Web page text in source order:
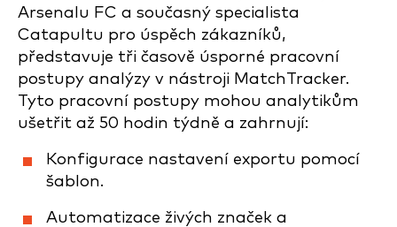
Arsenalu FC a současný specialista
Catapultu pro úspěch zákazníků,
představuje tři časově úsporné pracovní
postupy analýzy v nástroji MatchTracker.
Tyto pracovní postupy mohou analytikům
ušetřit až 50 hodin týdně a zahrnují:
Konfigurace nastavení exportu pomocí
šablon.
Automatizace živých značek a